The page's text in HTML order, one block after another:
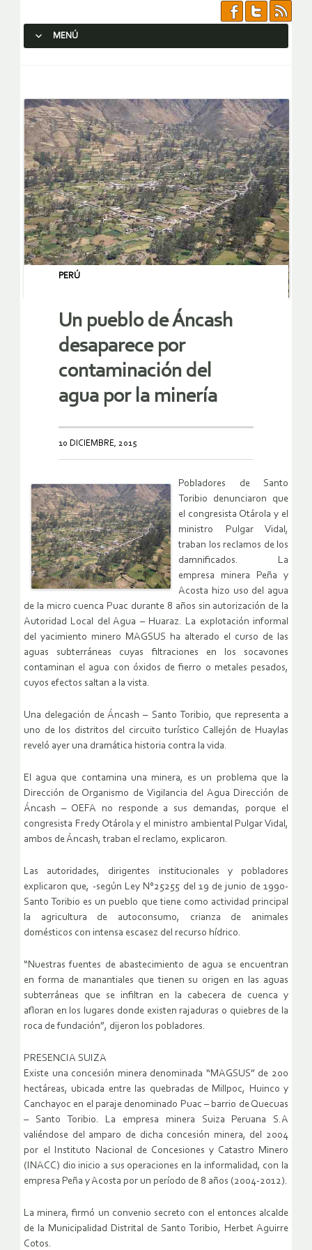
MENÚ
PERÚ
Un pueblo de Áncash
desaparece por
contaminación del
agua por la minería
10 DICIEMBRE, 2015
Pobladores de Santo
Toribio denunciaron que
el congresista Otárola y el
ministro Pulgar Vidal,
traban los reclamos de los
damnificados. La
empresa minera Peña y
Acosta hizo uso del agua
de la micro cuenca Puac durante 8 años sin autorización de la
Autoridad Local del Agua – Huaraz. La explotación informal
del yacimiento minero MAGSUS ha alterado el curso de las
aguas subterráneas cuyas filtraciones en los socavones
contaminan el agua con óxidos de fierro o metales pesados,
cuyos efectos saltan a la vista.
Una delegación de Áncash – Santo Toribio, que representa a
uno de los distritos del circuito turístico Callejón de Huaylas
reveló ayer una dramática historia contra la vida.
El agua que contamina una minera, es un problema que la
Dirección de Organismo de Vigilancia del Agua Dirección de
Áncash – OEFA no responde a sus demandas, porque el
congresista Fredy Otárola y el ministro ambiental Pulgar Vidal,
ambos de Áncash, traban el reclamo, explicaron.
Las autoridades, dirigentes institucionales y pobladores
explicaron que, -según Ley N°25255 del 19 de junio de 1990-
Santo Toribio es un pueblo que tiene como actividad principal
la agricultura de autoconsumo, crianza de animales
domésticos con intensa escasez del recurso hídrico.
“Nuestras fuentes de abastecimiento de agua se encuentran
en forma de manantiales que tienen su origen en las aguas
subterráneas que se infiltran en la cabecera de cuenca y
afloran en los lugares donde existen rajaduras o quiebres de la
roca de fundación”, dijeron los pobladores.
PRESENCIA SUIZA
Existe una concesión minera denominada “MAGSUS” de 200
hectáreas, ubicada entre las quebradas de Millpoc, Huinco y
Canchayoc en el paraje denominado Puac – barrio de Quecuas
– Santo Toribio. La empresa minera Suiza Peruana S.A
valiéndose del amparo de dicha concesión minera, del 2004
por el Instituto Nacional de Concesiones y Catastro Minero
(INACC) dio inicio a sus operaciones en la informalidad, con la
empresa Peña y Acosta por un período de 8 años (2004-2012).
La minera, firmó un convenio secreto con el entonces alcalde
de la Municipalidad Distrital de Santo Toribio, Herbet Aguirre
Cotos.